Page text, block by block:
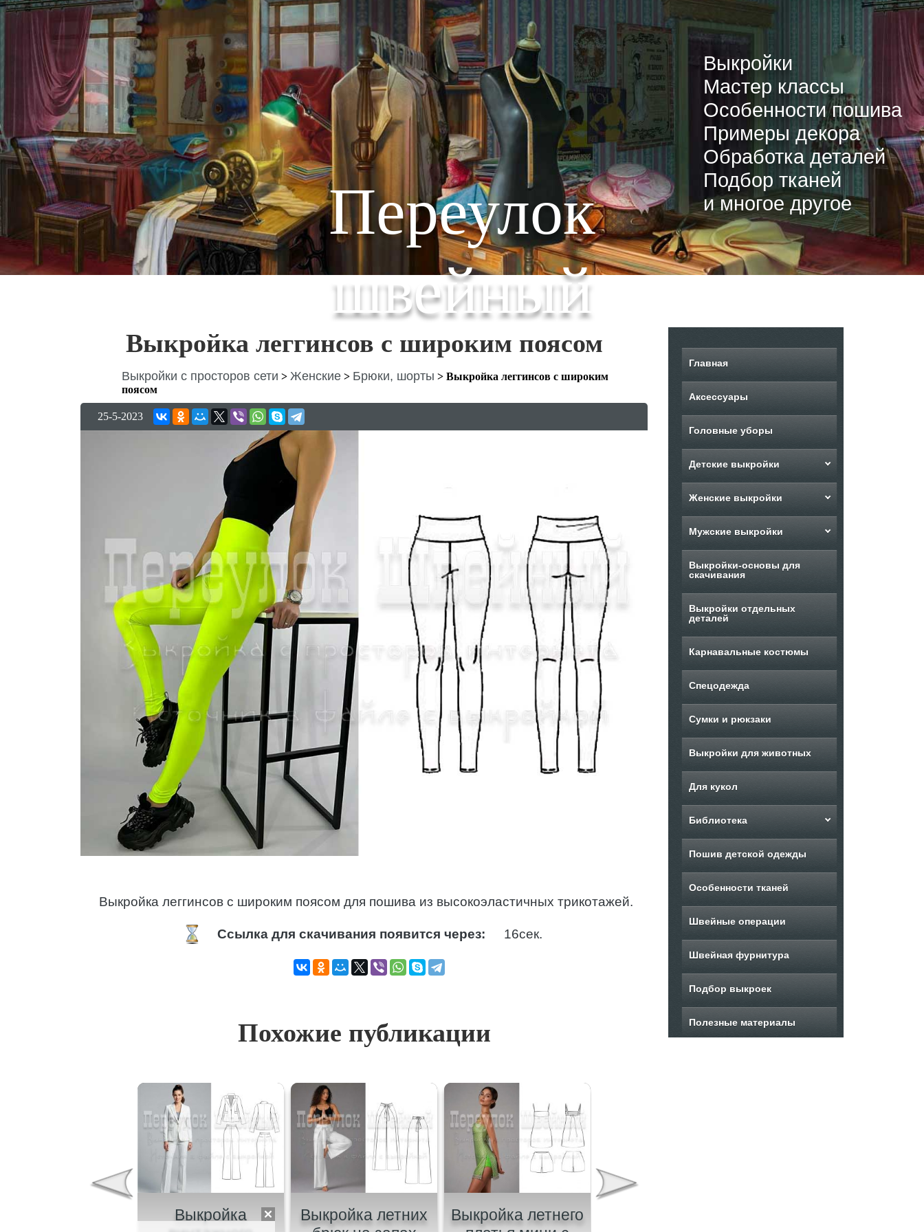
Переулок
швейный
Выкройки
Мастер классы
Особенности пошива
Примеры декора
Обработка деталей
Подбор тканей
и многое другое
Выкройка леггинсов с широким поясом
Выкройки с просторов сети > Женские > Брюки, шорты > Выкройка леггинсов с широким
поясом
25-5-2023
Выкройка леггинсов с широким поясом для пошива из высокоэластичных трикотажей.
Ссылка для скачивания появится через: 15сек.
Похожие публикации
Выкройка
Выкройка летних
Выкройка летнего
Главная
Аксессуары
Головные уборы
Детские выкройки
Женские выкройки
Мужские выкройки
Выкройки-основы для
скачивания
Выкройки отдельных
деталей
Карнавальные костюмы
Спецодежда
Сумки и рюкзаки
Выкройки для животных
Для кукол
Библиотека
Пошив детской одежды
Особенности тканей
Швейные операции
Швейная фурнитура
Подбор выкроек
Полезные материалы